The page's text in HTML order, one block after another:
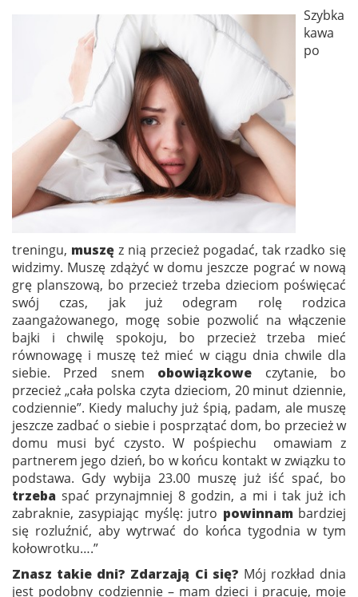
Szybka
kawa
po
treningu, muszę z nią przecież pogadać, tak rzadko się
widzimy. Muszę zdążyć w domu jeszcze pograć w nową
grę planszową, bo przecież trzeba dzieciom poświęcać
swój czas, jak już odegram rolę rodzica
zaangażowanego, mogę sobie pozwolić na włączenie
bajki i chwilę spokoju, bo przecież trzeba mieć
równowagę i muszę też mieć w ciągu dnia chwile dla
siebie. Przed snem obowiązkowe czytanie, bo
przecież „cała polska czyta dzieciom, 20 minut dziennie,
codziennie”. Kiedy maluchy już śpią, padam, ale muszę
jeszcze zadbać o siebie i posprzątać dom, bo przecież w
domu musi być czysto. W pośpiechu omawiam z
partnerem jego dzień, bo w końcu kontakt w związku to
podstawa. Gdy wybija 23.00 muszę już iść spać, bo
trzeba spać przynajmniej 8 godzin, a mi i tak już ich
zabraknie, zasypiając myślę: jutro powinnam bardziej
się rozluźnić, aby wytrwać do końca tygodnia w tym
kołowrotku….”
Znasz takie dni? Zdarzają Ci się? Mój rozkład dnia
jest podobny codziennie – mam dzieci i pracuję, moje